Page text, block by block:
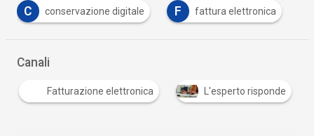
C conservazione digitale F fattura elettronica
Canali
Fatturazione elettronica L'esperto risponde